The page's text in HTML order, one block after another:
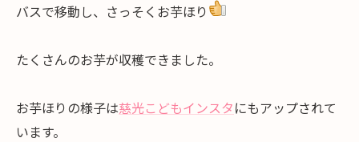
バスで移動し、さっそくお芋ほり
たくさんのお芋が収穫できました。
お芋ほりの様子は慈光こどもインスタにもアップされて
います。